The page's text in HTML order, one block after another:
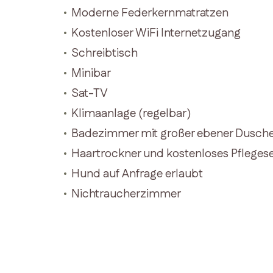
Moderne Federkernmatratzen
Kostenloser WiFi Internetzugang
Schreibtisch
Minibar
Sat-TV
Klimaanlage (regelbar)
Badezimmer mit großer ebener
Haartrockner und kostenloses
Hund auf Anfrage erlaubt
Nichtraucherzimmer